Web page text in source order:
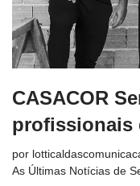
CASACOR
profissionais
por
As Últimas Notícias de